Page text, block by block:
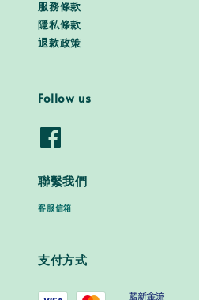
服務條款
隱私條款
退款政策
Follow us
聯繫我們
客服信箱
支付方式